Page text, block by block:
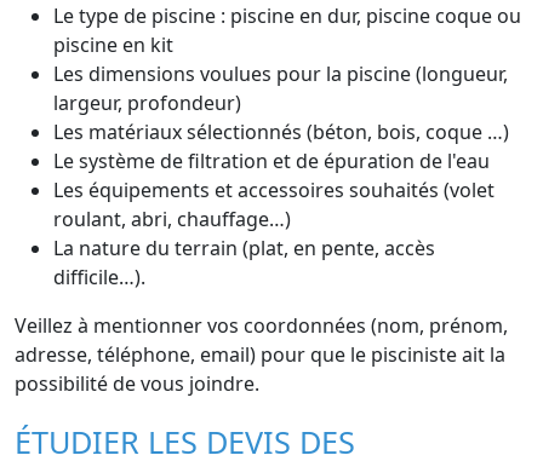
Le type de piscine : piscine en dur, piscine coque ou
piscine en kit
Les dimensions voulues pour la piscine (longueur,
largeur, profondeur)
Les matériaux sélectionnés (béton, bois, coque …)
Le système de filtration et de épuration de l'eau
Les équipements et accessoires souhaités (volet
roulant, abri, chauffage…)
La nature du terrain (plat, en pente, accès
difficile…).
Veillez à mentionner vos coordonnées (nom, prénom,
adresse, téléphone, email) pour que le pisciniste ait la
possibilité de vous joindre.
ÉTUDIER LES DEVIS DES